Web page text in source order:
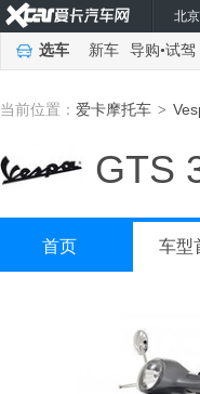
北
选车 新车 导购•试驾
当前位置： 爱卡摩托车 >
GTS
首页 车型